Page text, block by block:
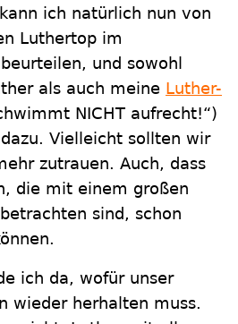
ich natürlich nun von
Luthertop im
und sowohl
als auch meine Luther-
NICHT aufrecht!“)
Vielleicht sollten wir
zutrauen. Auch, dass
die mit einem großen
sind, schon
ich da, wofür unser
wieder herhalten muss.